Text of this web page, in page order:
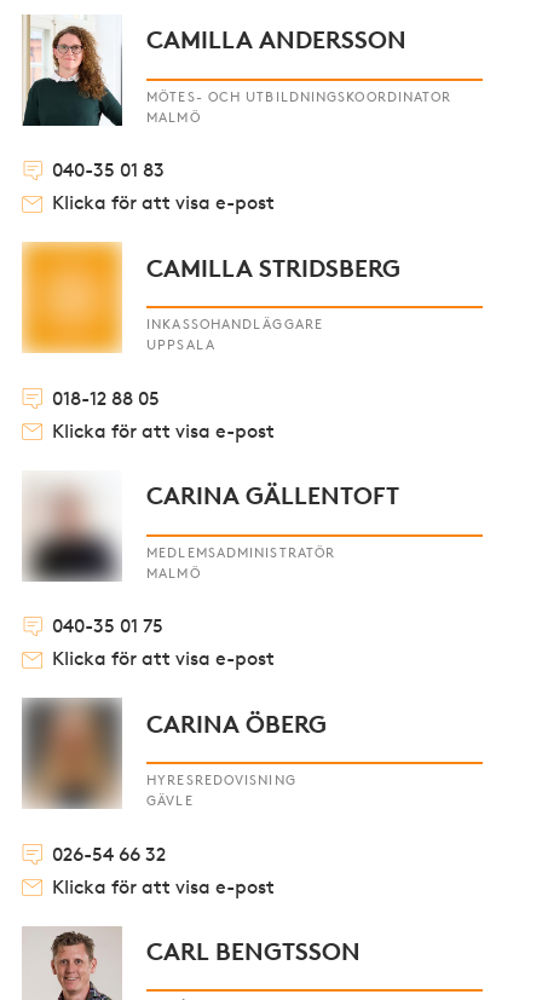
CAMILLA ANDERSSON
MÖTES- OCH UTBILDNINGSKOORDINATOR
MALMÖ
040-35 01 83
Klicka för att visa e-post
CAMILLA STRIDSBERG
INKASSOHANDLÄGGARE
UPPSALA
018-12 88 05
Klicka för att visa e-post
CARINA GÄLLENTOFT
MEDLEMSADMINISTRATÖR
MALMÖ
040-35 01 75
Klicka för att visa e-post
CARINA ÖBERG
HYRESREDOVISNING
GÄVLE
026-54 66 32
Klicka för att visa e-post
CARL BENGTSSON